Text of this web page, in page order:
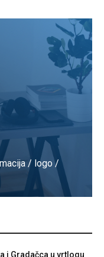
/ logo /
i Gradačca u vrtlogu